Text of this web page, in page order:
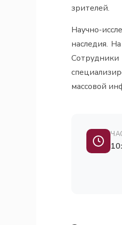
зрителей.
Научно-
наследия.
массовой